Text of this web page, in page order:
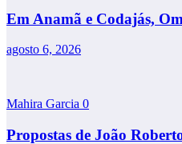
Em Anamã e Codajás,
agosto 6, 2026
Mahira Garcia 0
Propostas de João